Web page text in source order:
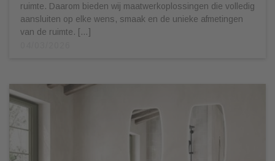
ruimte. Daarom bieden wij maatwerkoplossingen die volledig
aansluiten op elke wens, smaak en de unieke afmetingen
van de ruimte. […]